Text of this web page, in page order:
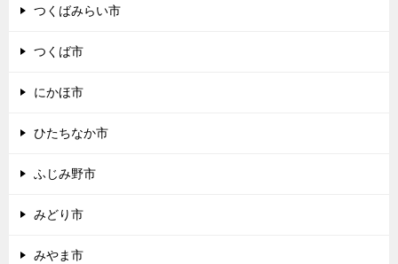
つくばみらい市
つくば市
にかほ市
ひたちなか市
ふじみ野市
みどり市
みやま市